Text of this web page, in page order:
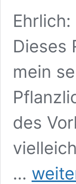
Dieses
mein
des
…
Veganes
Schmalz